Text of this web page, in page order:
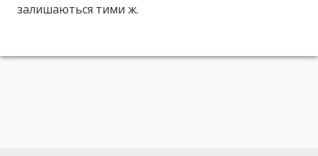
залишаються тими ж.